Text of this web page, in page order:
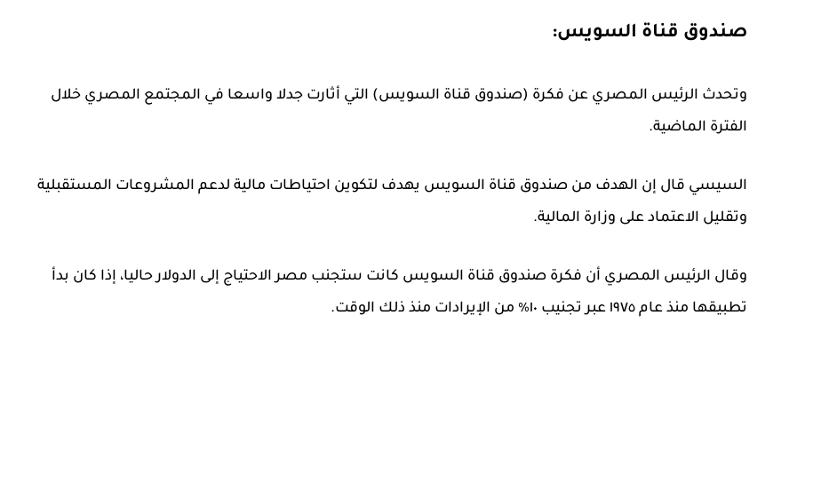
صندوق قناة السويس:
وتحدث الرئيس المصري عن فكرة (صندوق قناة السويس) التي أثارت جدلا واسعا في المجتمع المصري خلال
الفترة الماضية.
السيسي قال إن الهدف من صندوق قناة السويس يهدف لتكوين احتياطات مالية لدعم المشروعات المستقبلية
وتقليل الاعتماد على وزارة المالية.
وقال الرئيس المصري أن فكرة صندوق قناة السويس كانت ستجنب مصر الاحتياج إلى الدولار حاليا، إذا كان بدأ
تطبيقها منذ عام ١٩٧٥ عبر تجنيب ١٠٪ من الإيرادات منذ ذلك الوقت.